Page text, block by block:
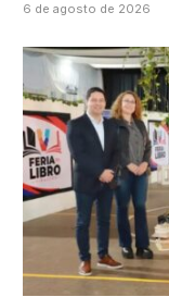
6 de agosto de 2026